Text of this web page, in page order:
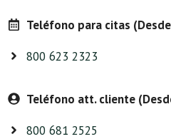
Teléfono para citas
800 623 2323
Teléfono att. cliente
800 681 2525